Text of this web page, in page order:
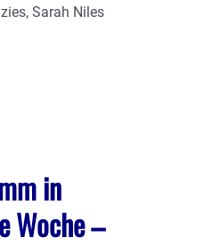
Sarah Niles
in
Woche –